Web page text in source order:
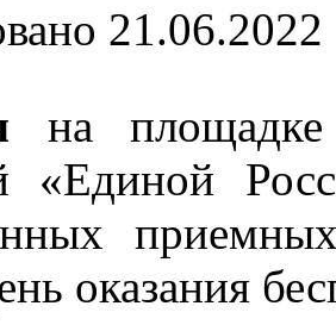
на площадке
«Единой
оказания